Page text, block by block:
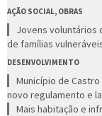
AÇÃO SOCIAL, OBRAS
Jovens voluntários
de famílias
DESENVOLVIMENTO
Município de
novo regulamento e
Mais habitação e